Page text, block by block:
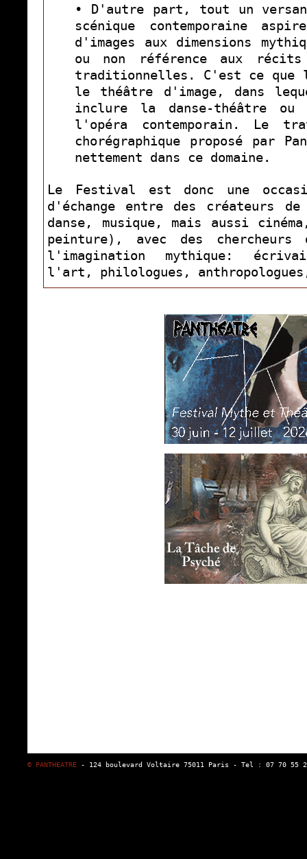
• D'autre part, tout un
scénique contemporaine
d'images aux dimensions
ou non référence aux
traditionnelles. C'est ce que
le théâtre d'image, dans
inclure la danse-théâtre ou
l'opéra contemporain. Le
chorégraphique proposé par
nettement dans ce domaine.
Le Festival est donc une
d'échange entre des créateurs
danse, musique, mais aussi
peinture), avec des chercheurs
l'imagination mythique:
l'art, philologues,
© PANTHEATRE - 124 boulevard Voltaire 75011 Paris - Tel : 07 70 55